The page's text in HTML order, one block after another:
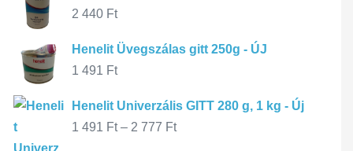
2 440 Ft
Henelit Üvegszálas gitt 250g - ÚJ
1 491 Ft
Henelit Univerzális GITT 280 g, 1 kg - Új
1 491 Ft – 2 777 Ft